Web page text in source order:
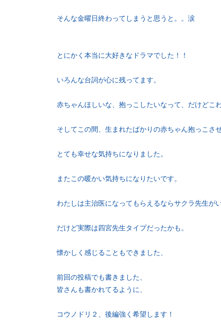
そんな金曜日終わってしまうと思うと。。涙
とにかく本当に大好きなドラマでした！！
いろんな台詞が心に残ってます。
赤ちゃんほしいな、抱っこしたいなって、だけどこ
そしてこの間、生まれたばかりの赤ちゃん抱っこさ
とても幸せな気持ちになりました。
またこの暖かい気持ちになりたいです。
わたしは主治医になってもらえるならサクラ先生が
だけど実際は四宮先生タイプだったかも。
懐かしく感じることもできました、
前回の投稿でも書きました、
皆さんも書かれてるように、
コウノドリ２、後編強く希望します！